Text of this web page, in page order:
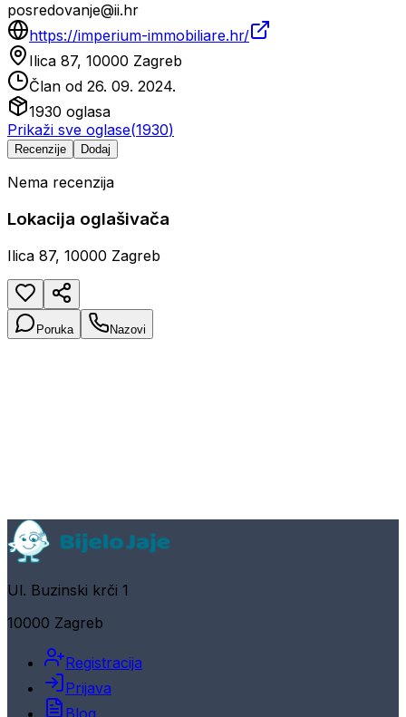
posredovanje@ii.hr
https://imperium-immobiliare.hr/
Ilica 87, 10000 Zagreb
Član od 26. 09. 2024.
1930 oglasa
Prikaži sve oglase(1930)
Recenzije Dodaj
Nema recenzija
Lokacija oglašivača
Ilica 87, 10000 Zagreb
Poruka Nazovi
Ul. Buzinski krči 1
10000 Zagreb
Registracija
Prijava